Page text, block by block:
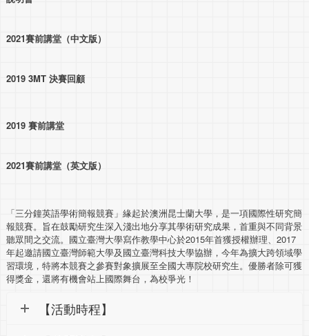
2021賽前講堂（中文版）
2019 3MT 決賽回顧
2019 賽前講堂
2021賽前講堂（英文版）
「三分鐘英語學術簡報競賽」緣起於澳洲昆士蘭大學，是一項國際性研究簡
報競賽。旨在鼓勵研究生深入淺出地分享其學術研究成果，首重與不同背景
聽眾間之交流。國立臺灣大學寫作教學中心於2015年首獲授權辦理、2017
年起邀請國立臺灣師範大學及國立臺灣科技大學協辦，今年為擴大跨領域學
習環境，特將本競賽之參賽對象擴展至全國大專院校研究生。優勝者除可獲
得獎金，還將有機會站上國際舞台，為校爭光！
【活動時程】